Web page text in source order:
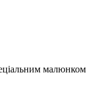
малюнком